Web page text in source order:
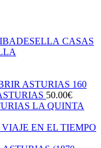
CASAS
160
50.00€
LA QUINTA
EN EL TIEMPO